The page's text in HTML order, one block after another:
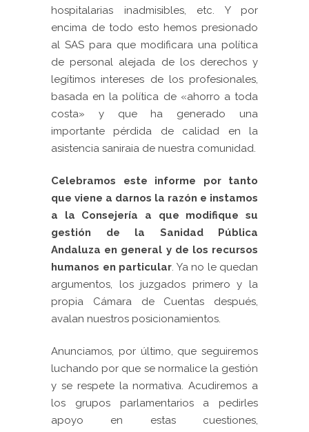
hospitalarias inadmisibles, etc. Y por
encima de todo esto hemos presionado
al SAS para que modificara una política
de personal alejada de los derechos y
legítimos intereses de los profesionales,
basada en la política de «ahorro a toda
costa» y que ha generado una
importante pérdida de calidad en la
asistencia saniraia de nuestra comunidad.
Celebramos este informe por tanto
que viene a darnos la razón e instamos
a la Consejería a que modifique su
gestión de la Sanidad Pública
Andaluza en general y de los recursos
humanos en particular. Ya no le quedan
argumentos, los juzgados primero y la
propia Cámara de Cuentas después,
avalan nuestros posicionamientos.
Anunciamos, por último, que seguiremos
luchando por que se normalice la gestión
y se respete la normativa. Acudiremos a
los grupos parlamentarios a pedirles
apoyo en estas cuestiones,